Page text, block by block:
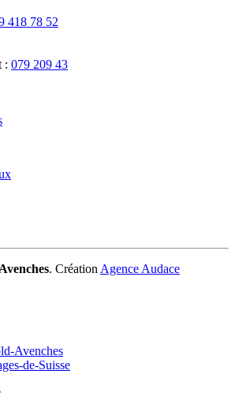
418 78 52
: 079 209 43
. Création Agence Audace